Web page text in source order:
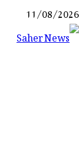
Skip
to
11/08/2026